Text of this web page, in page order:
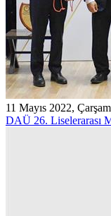
11 Mayıs 2022,
DAÜ 26. Liselerarası